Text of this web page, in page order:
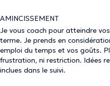
AMINCISSEMENT
Je vous coach pour atteindre
terme. Je prends en
emploi du temps et vos goûts.
frustration, ni restriction. Idées
inclues dans le suivi.